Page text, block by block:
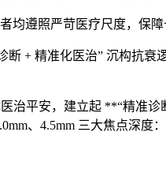
遵照严苛医疗尺度，保障
精准化医治” 沉构抗衰
平安，建立起 **“精准
、4.5mm 三大焦点深度：